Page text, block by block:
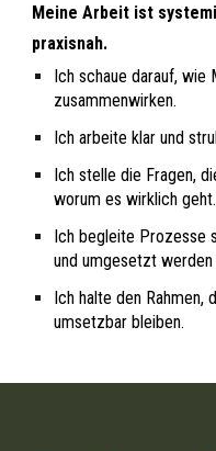
Meine Arbeit ist
praxisnah.
Ich schaue darauf, wie
zusammenwirken.
Ich arbeite klar und
Ich stelle die Fragen,
worum es wirklich geht.
Ich begleite Prozesse
und umgesetzt werden
Ich halte den Rahmen,
umsetzbar bleiben.